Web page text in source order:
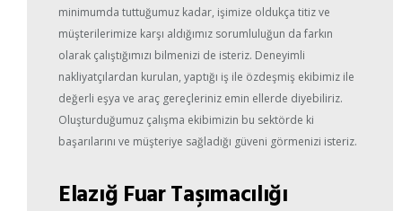
minimumda tuttuğumuz kadar, işimize oldukça titiz ve
müşterilerimize karşı aldığımız sorumluluğun da farkın
olarak çalıştığımızı bilmenizi de isteriz. Deneyimli
nakliyatçılardan kurulan, yaptığı iş ile özdeşmiş ekibimiz ile
değerli eşya ve araç gereçleriniz emin ellerde diyebiliriz.
Oluşturduğumuz çalışma ekibimizin bu sektörde ki
başarılarını ve müşteriye sağladığı güveni görmenizi isteriz.
Elazığ Fuar Taşımacılığı